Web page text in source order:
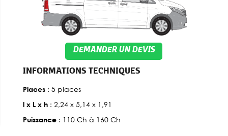
DEMANDER UN DEVIS
INFORMATIONS TECHNIQUES
Places: 5 places
l x L x h: 2,24 x 5,14 x 1,91
Puissance: 110 Ch à 160 Ch